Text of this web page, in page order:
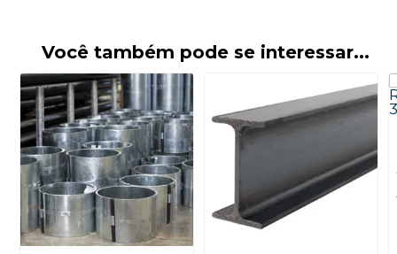
Você também pode se interessar...